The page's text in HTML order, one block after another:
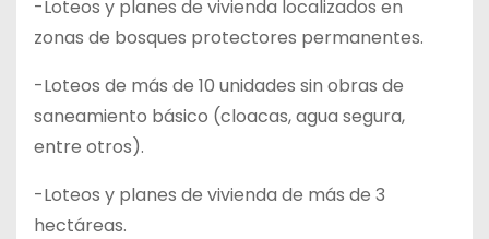
-Loteos y planes de vivienda localizados en
zonas de bosques protectores permanentes.
-Loteos de más de 10 unidades sin obras de
saneamiento básico (cloacas, agua segura,
entre otros).
-Loteos y planes de vivienda de más de 3
hectáreas.